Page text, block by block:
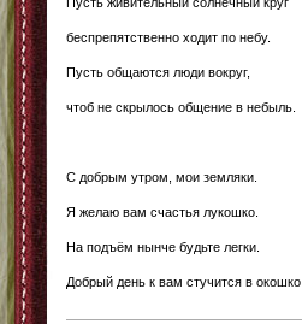
беспрепятственно ходит по небу.
Пусть общаются люди вокруг,
чтоб не скрылось общение в небыль.
С добрым утром, мои земляки.
Я желаю вам счастья лукошко.
На подъём нынче будьте легки.
Добрый день к вам стучится в окошко.